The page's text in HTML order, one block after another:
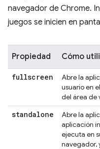
navegador de Chrome.
juegos se inicien en
Propiedad Cómo
fullscreen
Abre la
usuario en
del área de
standalone
Abre la
aplicación
ejecuta en
navegador,